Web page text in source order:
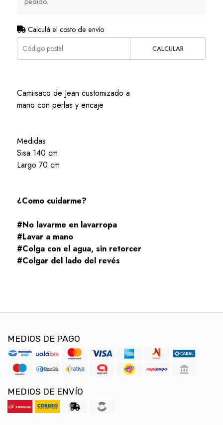
Calculá el costo de envío
CALCULAR
Camiisaco de Jean customizado a
mano con perlas y encaje
Medidas
Sisa 140 cm
Largo 70 cm
¿Como cuidarme?
#No lavarme en lavarropa
#Lavar a mano
#Colga con el agua, sin retorcer
#Colgar del lado del revés
MEDIOS DE PAGO
MEDIOS DE ENVÍO